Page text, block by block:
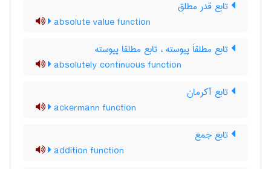
تابع قدر مطلق
absolute value function
تابع مطلقاَ پیوسته ، تابع مطلقا پیوسته
absolutely continuous function
تابع آکرمان
ackermann function
تابع جمع
addition function